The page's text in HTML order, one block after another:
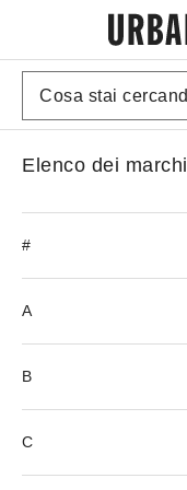
Elenco dei marchi
#
A
B
C